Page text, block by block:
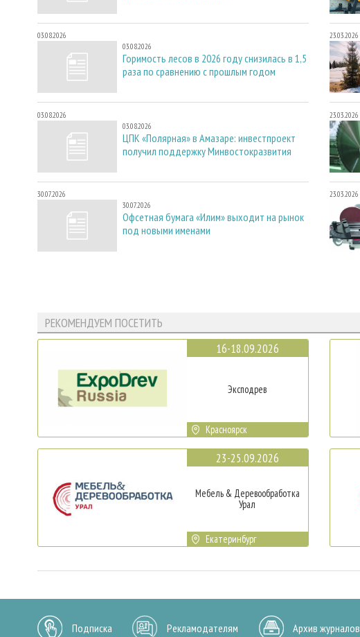
03.08.2026
03.08.2026
Горимость лесов в 2026 году снизилась в 1,5
раза по сравнению с прошлым годом
03.08.2026
03.08.2026
ЦПК «Полярная» в Амазаре: инвестпроект
получил поддержку Минвостокразвития
30.07.2026
30.07.2026
Офсетная бумага «Илим» выходит на рынок
под новыми именами
23.03.2026
23.03.2026
23.03.2026
РЕКОМЕНДУЕМ ПОСЕТИТЬ
16-18.09.2026
Эксподрев
Красноярск
23-25.09.2026
Мебель & Деревообработка
Урал
Екатеринбург
Подписка Рекламодателям Архив журналов